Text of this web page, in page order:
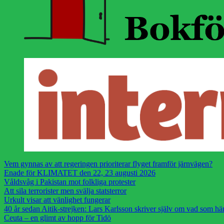
Vem gynnas av att regeringen prioriterar flyget framför järnvägen?
Enade för KLIMATET den 22, 23 augusti 2026
Våldsvåg i Pakistan mot folkliga protester
Att sila terrorister men svälja statsterror
Urkult visar att vänlighet fungerar
40 år sedan Aitik-strejken: Lars Karlsson skriver själv om vad som
Ceuta – en glimt av hopp för Tidö